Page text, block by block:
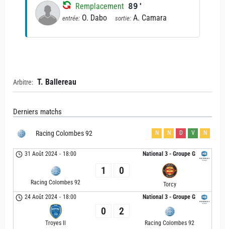
Remplacement 89'
entrée: O. Dabo sortie: A. Camara
Arbitre: T. Ballereau
Derniers matchs
Racing Colombes 92 N N D V N
National 3 - Groupe G
31 Août 2024 - 18:00
Racing Colombes 92
1 0
Torcy
National 3 - Groupe G
24 Août 2024 - 18:00
Troyes II
0 2
Racing Colombes 92